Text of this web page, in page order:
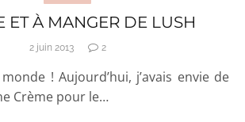
ET À MANGER DE LUSH
2 juin 2013 2
! Aujourd’hui, j’avais envie de
Crème pour le…